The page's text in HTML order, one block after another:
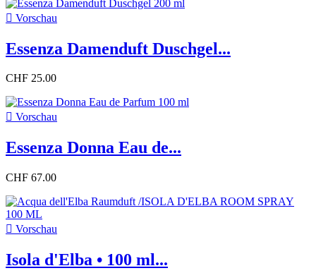
 Vorschau
Essenza Damenduft Duschgel...
CHF 25.00
 Vorschau
Essenza Donna Eau de...
CHF 67.00
 Vorschau
Isola d'Elba • 100 ml...